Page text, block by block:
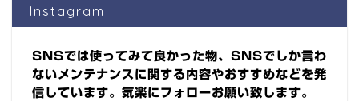
Instagram
SNSでは使ってみて良かった物、SNSでしか言わ
ないメンテナンスに関する内容やおすすめなどを発
信しています。気楽にフォローお願い致します。